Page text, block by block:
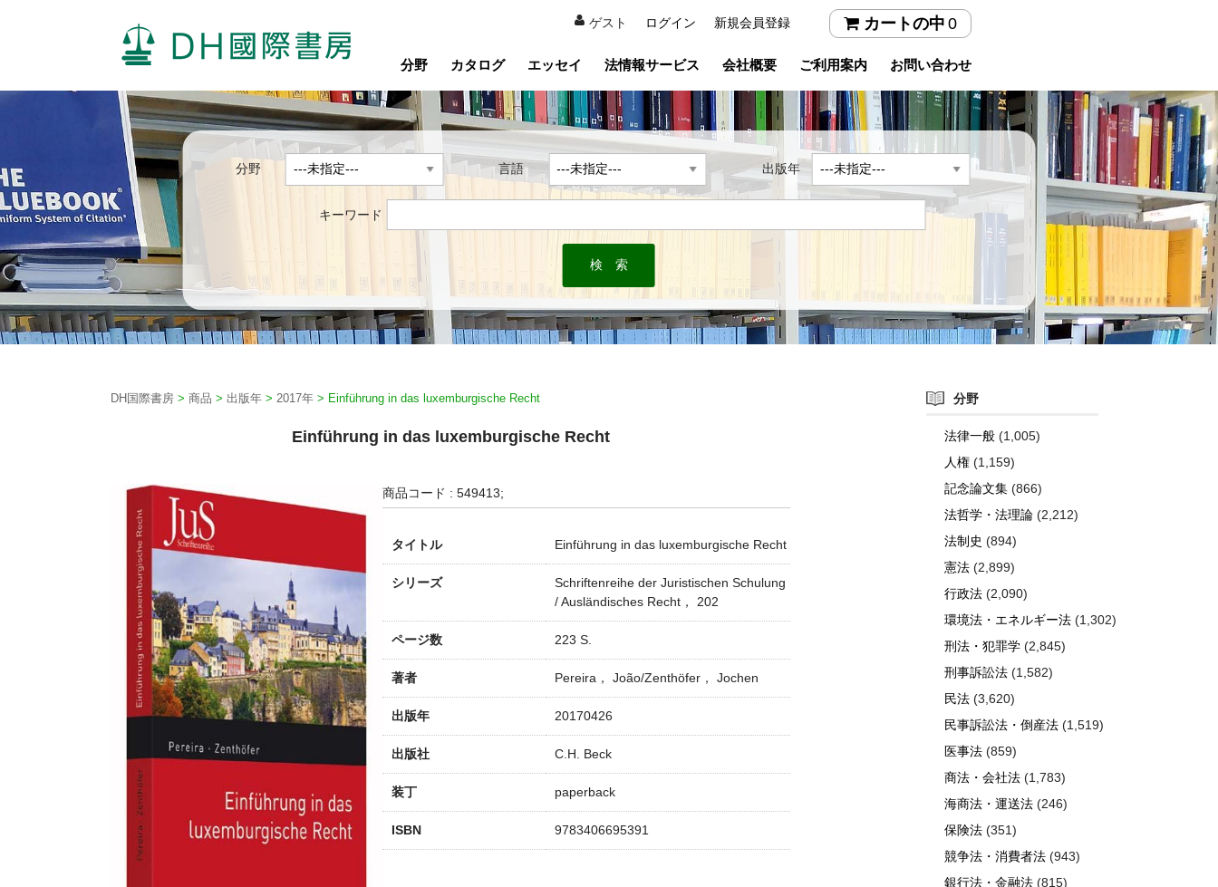
ゲスト ログイン 新規会員登録 カートの中 0
分野 カタログ エッセイ 法情報サービス 会社概要 ご利用案内 お問い合わせ
分野 言語 出版年
キーワード
DH国際書房 > 商品 > 出版年 > 2017年 > Einführung in das luxemburgische Recht
Einführung in das luxemburgische Recht
商品コード : 549413;
タイトル Einführung in das luxemburgische Recht
シリーズ
Schriftenreihe der Juristischen Schulung
/ Ausländisches Recht， 202
ページ数 223 S.
著者 Pereira， João/Zenthöfer， Jochen
出版年 20170426
出版社 C.H. Beck
装丁 paperback
ISBN 9783406695391
分野
法律一般 (1,005)
人権 (1,159)
記念論文集 (866)
法哲学・法理論 (2,212)
法制史 (894)
憲法 (2,899)
行政法 (2,090)
環境法・エネルギー法 (1,302)
刑法・犯罪学 (2,845)
刑事訴訟法 (1,582)
民法 (3,620)
民事訴訟法・倒産法 (1,519)
医事法 (859)
商法・会社法 (1,783)
海商法・運送法 (246)
保険法 (351)
競争法・消費者法 (943)
銀行法・金融法 (815)